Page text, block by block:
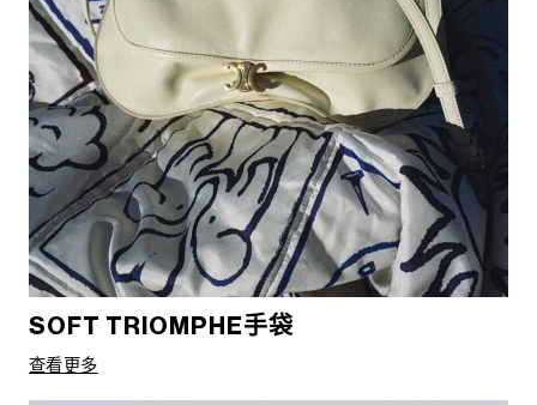
SOFT TRIOMPHE手袋
查看更多